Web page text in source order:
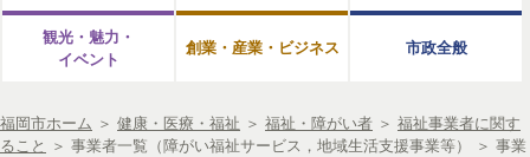
観光・魅力・
イベント
創業・産業・ビジネス 市政全般
福岡市ホーム ＞ 健康・医療・福祉 ＞ 福祉・障がい者 ＞ 福祉事業者に関す
ること
＞ 事業者一覧（障がい福祉サービス，地域生活支援事業等） ＞ 事業